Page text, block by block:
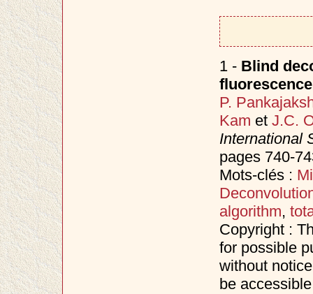
1 - Blind
P.
Kam et J.C.
International
pages 740-
Mots-clés :
algorithm,
Copyright :
for possible
without
be